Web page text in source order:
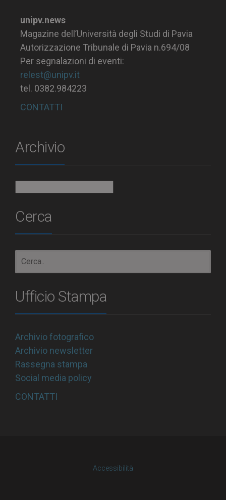
unipv.news
Magazine dell’Università degli Studi di Pavia
Autorizzazione Tribunale di Pavia n.694/08
Per segnalazioni di eventi:
relest@unipv.it
tel. 0382.984223
CONTATTI
Archivio
Cerca
Ufficio Stampa
Archivio fotografico
Archivio newsletter
Rassegna stampa
Social media policy
CONTATTI
Accessibilità